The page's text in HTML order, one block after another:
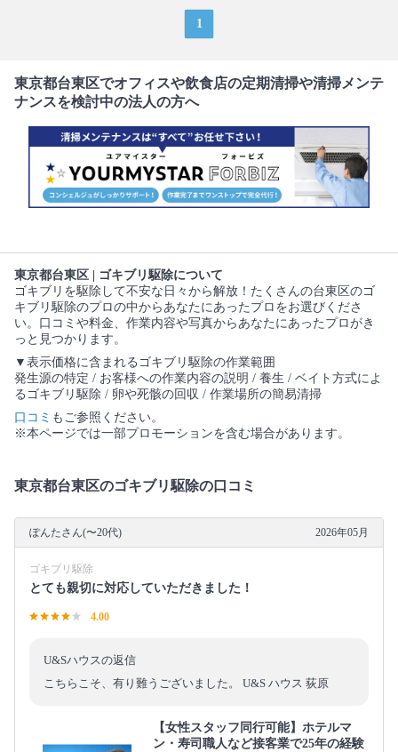
1
東京都台東区でオフィスや飲食店の定期清掃や清掃メンテ
ナンスを検討中の法人の方へ
東京都台東区 | ゴキブリ駆除について
ゴキブリを駆除して不安な日々から解放！たくさんの台東区のゴ
キブリ駆除のプロの中からあなたにあったプロをお選びくださ
い。口コミや料金、作業内容や写真からあなたにあったプロがき
っと見つかります。
▼表示価格に含まれるゴキブリ駆除の作業範囲
発生源の特定 / お客様への作業内容の説明 / 養生 / ベイト方式によ
るゴキブリ駆除 / 卵や死骸の回収 / 作業場所の簡易清掃
口コミ もご参照ください。
※本ページでは一部プロモーションを含む場合があります。
東京都台東区のゴキブリ駆除の口コミ
ぽんたさん(〜20代) 2026年05月
ゴキブリ駆除
とても親切に対応していただきました！
4.00
U&Sハウスの返信
こちらこそ、有り難うございました。 U&S ハウス 荻原
【女性スタッフ同行可能】ホテルマ
ン・寿司職人など接客業で25年の経験